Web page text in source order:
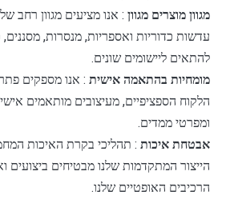
מגוון מוצרים מגוון : אנו מציעים מגוון רחב
עדשות כדוריות ואספריות, מנסרות, מסננים,
להתאים ליישומים שונים.
מומחיות בהתאמה אישית : אנו מספקים
הלקוח הספציפיים, מעיצובים מותאמים
ומפרטי ממדים.
אבטחת איכות : תהליכי בקרת האיכות
הייצור המתקדמות שלנו מבטיחים ביצועים
הרכיבים האופטיים שלנו.